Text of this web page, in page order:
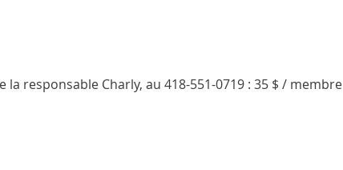
responsable Charly, au 418-551-0719 : 35 $ / membre